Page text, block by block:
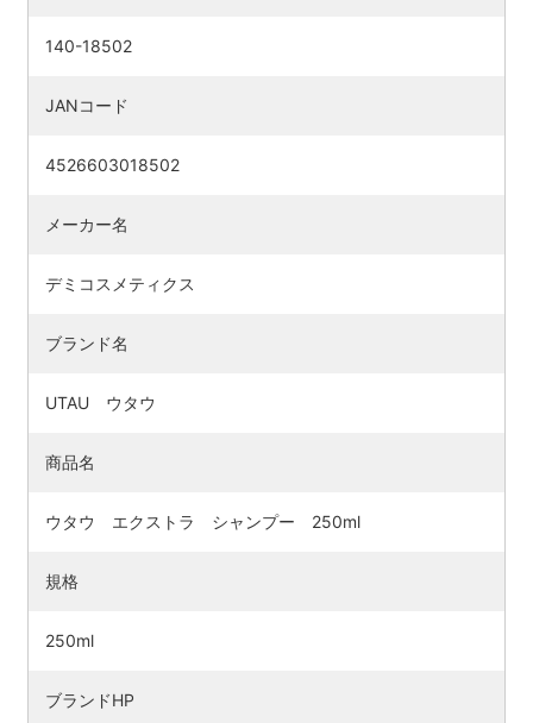
140-18502
JANコード
4526603018502
メーカー名
デミコスメティクス
ブランド名
UTAU ウタウ
商品名
ウタウ エクストラ シャンプー 250ml
規格
250ml
ブランドHP